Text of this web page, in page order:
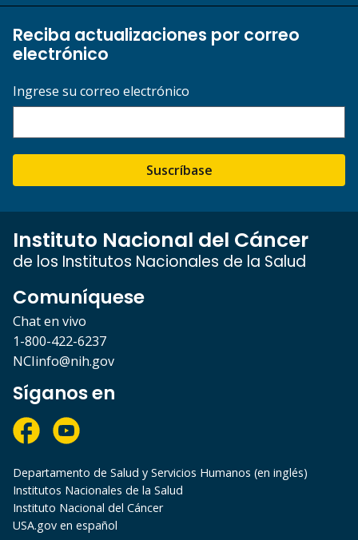
Reciba actualizaciones por correo
electrónico
Ingrese su correo electrónico
Suscríbase
Instituto Nacional del Cáncer
de los Institutos Nacionales de la Salud
Comuníquese
Chat en vivo
1-800-422-6237
NCIinfo@nih.gov
Síganos en
Departamento de Salud y Servicios Humanos (en inglés)
Institutos Nacionales de la Salud
Instituto Nacional del Cáncer
USA.gov en español